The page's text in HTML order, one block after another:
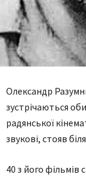
Олександр
зустрічаються
радянської
звукові, стояв
40 з його фільмів